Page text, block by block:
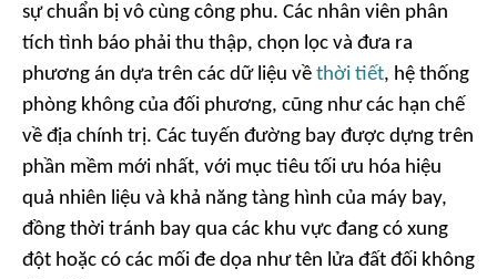
sự chuẩn bị vô cùng công phu. Các nhân viên phân
tích tình báo phải thu thập, chọn lọc và đưa ra
phương án dựa trên các dữ liệu về thời tiết, hệ thống
phòng không của đối phương, cũng như các hạn chế
về địa chính trị. Các tuyến đường bay được dựng trên
phần mềm mới nhất, với mục tiêu tối ưu hóa hiệu
quả nhiên liệu và khả năng tàng hình của máy bay,
đồng thời tránh bay qua các khu vực đang có xung
đột hoặc có các mối đe dọa như tên lửa đất đối không